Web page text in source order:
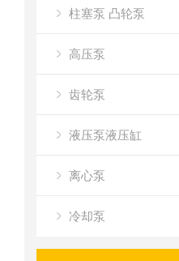
柱塞泵 凸轮泵
高压泵
齿轮泵
液压泵液压缸
离心泵
冷却泵